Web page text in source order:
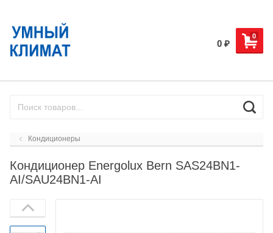
0
0 ₽
Кондиционеры
Кондиционер Energolux Bern SAS24BN1-
AI/SAU24BN1-AI